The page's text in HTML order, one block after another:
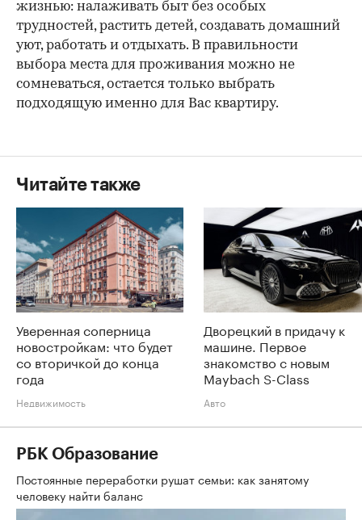
жизнью: налаживать быт без особых
трудностей, растить детей, создавать домашний
уют, работать и отдыхать. В правильности
выбора места для проживания можно не
сомневаться, остается только выбрать
подходящую именно для Вас квартиру.
Читайте также
Уверенная соперница
новостройкам: что будет
со вторичкой до конца
года
Недвижимость
Дворецкий в придачу к
машине. Первое
знакомство с новым
Maybach S-Class
Авто
РБК Образование
Постоянные переработки рушат семьи: как занятому
человеку найти баланс